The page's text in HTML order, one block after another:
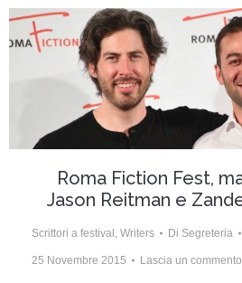
Roma Fiction Fest,
Jason Reitman e
Scrittori a festival , Writers Di Segreteria
25 Novembre 2015 Lascia un commento